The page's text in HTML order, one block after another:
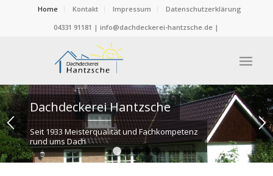
Home Kontakt Impressum
Datenschutzerklärung
04331 91181 | info@dachdeckerei-hantzsche.de |
1 2 3 4 5
Dachdeckerei Hantzsche
Seit 1933 Meisterqualität und Fachkompetenz
rund ums Dach